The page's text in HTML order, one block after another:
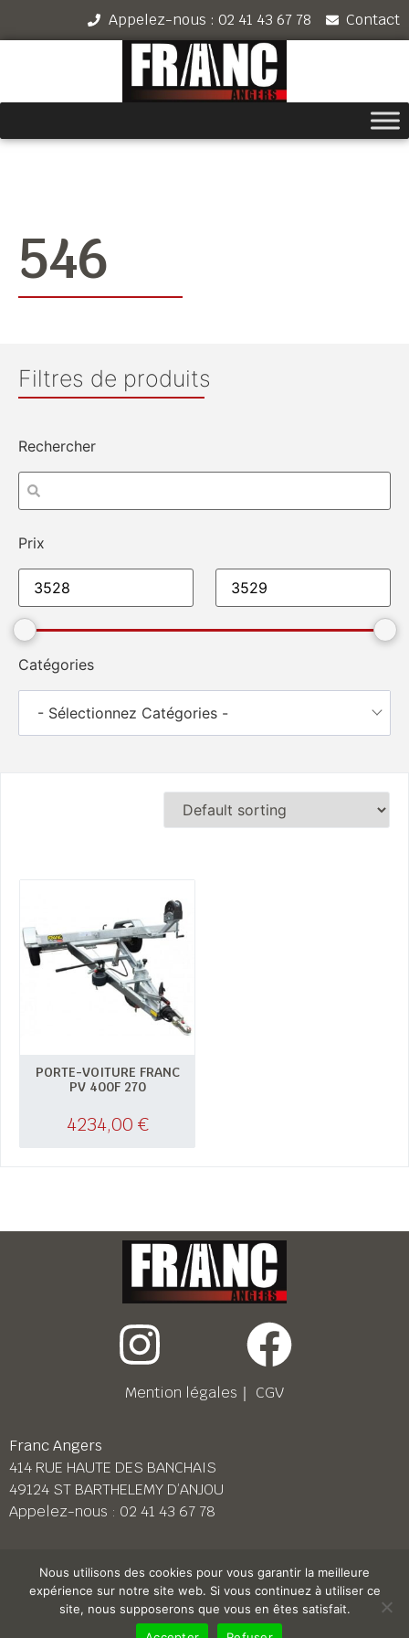
Appelez-nous : 02 41 43 67 78 Contact
546
Filtres de produits
Rechercher
Prix
Catégories
- Sélectionnez Catégories -
PORTE-VOITURE FRANC
PV 400F 270
4234,00 €
Mention légales ｜ CGV
Franc Angers
414 RUE HAUTE DES BANCHAIS
49124 ST BARTHELEMY D’ANJOU
Appelez-nous : 02 41 43 67 78
Franc Le Mans
158 BD PIERRE LEFAUCHEUX
72230 ARNAGE
02 43 87 38 08
Nous utilisons des cookies pour vous garantir la meilleure
expérience sur notre site web. Si vous continuez à utiliser ce
site, nous supposerons que vous en êtes satisfait.